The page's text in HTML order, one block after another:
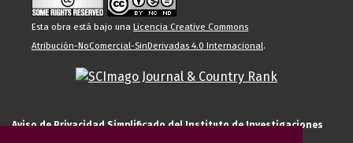
Esta obra está bajo una Licencia Creative Commons
Atribución-NoComercial-SinDerivadas 4.0 Internacional.
Aviso de Privacidad Simplificado del Instituto de Investigaciones